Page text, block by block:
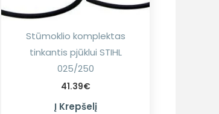
Stūmoklio komplektas
tinkantis pjūklui STIHL
025/250
41.39€
Į Krepšelį